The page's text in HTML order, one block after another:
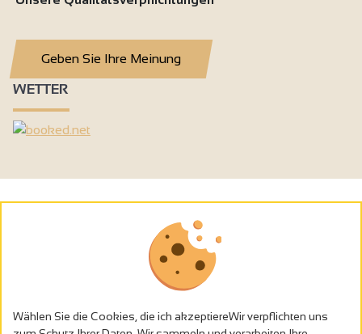
Geben Sie Ihre Meinung
WETTER
Wählen Sie die Cookies, die ich akzeptiereWir verpflichten uns